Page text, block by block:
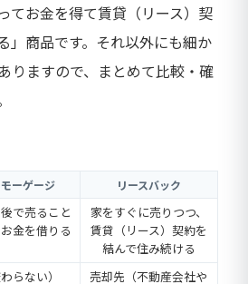
てお金を得て賃貸（リース）契
」商品です。それ以外にも細か
りますので、まとめて比較・確
ーゲージ リースバック
で売ること
金を借りる
家をすぐに売りつつ、
賃貸（リース）契約を
結んで住み続ける
らない） 売却先（不動産会社や